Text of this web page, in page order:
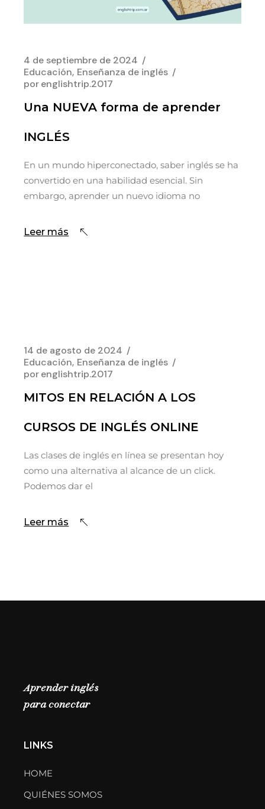
4 de septiembre de 2024
Educación Enseñanza de inglés
porenglishtrip.2017
Una NUEVA forma de aprender
INGLÉS
En un mundo hiperconectado, saber inglés se ha
convertido en una habilidad esencial. Sin
embargo, aprender un nuevo idioma no
Leer más
14 de agosto de 2024
Educación Enseñanza de inglés
porenglishtrip.2017
MITOS EN RELACIÓN A LOS
CURSOS DE INGLÉS ONLINE
Las clases de inglés en línea se presentan hoy
como una alternativa al alcance de un click.
Podemos dar el
Leer más
Aprender inglés
para conectar
LINKS
HOME
QUIÉNES SOMOS